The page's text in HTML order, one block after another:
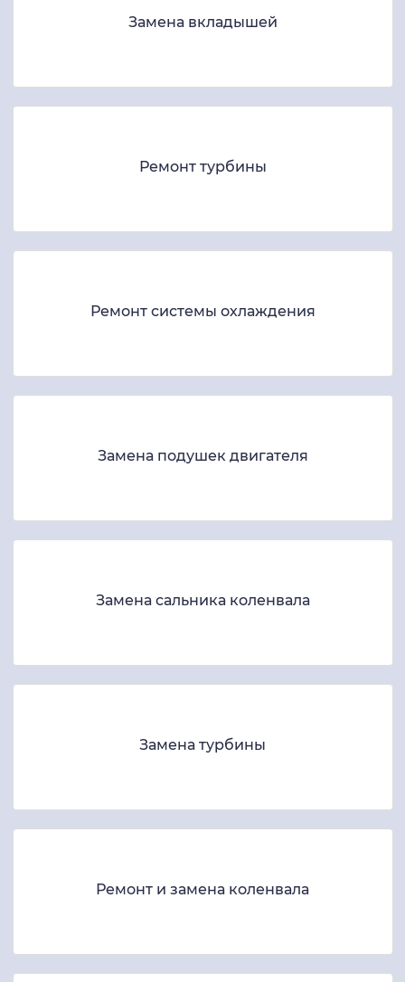
Замена вкладышей
Ремонт турбины
Ремонт системы охлаждения
Замена подушек двигателя
Замена сальника коленвала
Замена турбины
Ремонт и замена коленвала